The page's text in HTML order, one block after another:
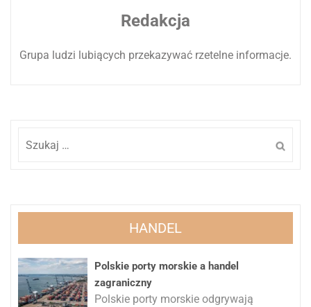
Redakcja
Grupa ludzi lubiących przekazywać rzetelne informacje.
HANDEL
Polskie porty morskie a handel
zagraniczny
Polskie porty morskie odgrywają